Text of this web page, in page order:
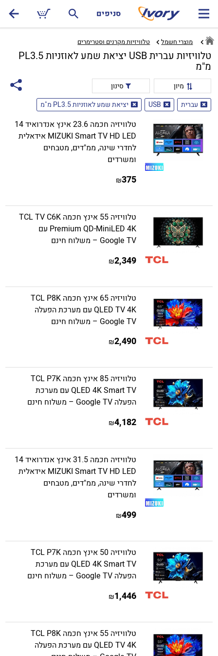
סניפים
מוצרי חשמל טלוויזיות מקרנים וסטרימרים‏
טלוויזיות עברית USB יציאת שמע לאוזניות PL3.5
מ"מ
מיון
סינון
עברית
USB יציאת שמע לאוזניות PL3.5 מ"מ
טלוויזיה חכמה 23.6 אינץ אנדרואיד 14
MIZUKI Smart TV HD LED אידאלית
לחדרי שינה, ממ"דים, מטבחים
ומשרדים
375
₪
טלוויזיה 55 אינץ חכמה TCL TV C6K
Premium QD-MiniLED 4K עם
Google TV – משלוח חינם
2,349
₪
טלוויזיה 65 אינץ חכמה TCL P8K
QLED TV 4K עם מערכת הפעלה
Google TV – משלוח חינם
2,490
₪
טלוויזיה 85 אינץ חכמה TCL P7K
QLED 4K Smart TV עם מערכת
הפעלה Google TV – משלוח חינם
4,182
₪
טלוויזיה חכמה 31.5 אינץ אנדרואיד 14
MIZUKI Smart TV HD LED אידאלית
לחדרי שינה, ממ"דים, מטבחים
ומשרדים
499
₪
טלוויזיה 50 אינץ חכמה TCL P7K
QLED 4K Smart TV עם מערכת
הפעלה Google TV – משלוח חינם
1,446
₪
טלוויזיה 55 אינץ חכמה TCL P8K
QLED TV 4K עם מערכת הפעלה